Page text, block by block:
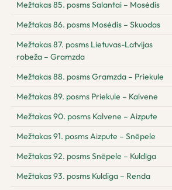
Mežtakas 85. posms Salantai – Mosėdis
Mežtakas 86. posms Mosėdis – Skuodas
Mežtakas 87. posms Lietuvas-Latvijas
robeža – Gramzda
Mežtakas 88. posms Gramzda – Priekule
Mežtakas 89. posms Priekule – Kalvene
Mežtakas 90. posms Kalvene – Aizpute
Mežtakas 91. posms Aizpute – Snēpele
Mežtakas 92. posms Snēpele – Kuldīga
Mežtakas 93. posms Kuldīga – Renda